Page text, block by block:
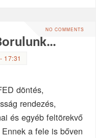
NO COMMENTS
17:31
döntés,
rendezés,
és egyéb feltörekvő
a fele is bőven